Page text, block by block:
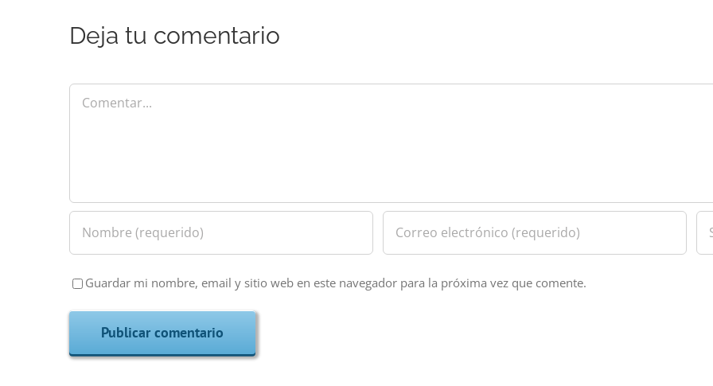
Deja tu comentario
Comentar
Guardar mi nombre, email y sitio web en este navegador para la próxima vez que comente.